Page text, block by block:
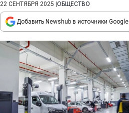
22 СЕНТЯБРЯ 2025 ОБЩЕСТВО
Добавить Newshub в источники Google